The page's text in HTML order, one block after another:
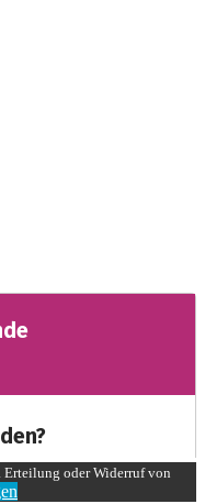
oder Widerruf von